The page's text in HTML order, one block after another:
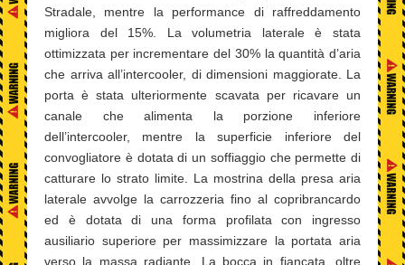
Stradale, mentre la performance di raffreddamento
migliora del 15%. La volumetria laterale è stata
ottimizzata per incrementare del 30% la quantità d’aria
che arriva all’intercooler, di dimensioni maggiorate. La
porta è stata ulteriormente scavata per ricavare un
canale che alimenta la porzione inferiore
dell’intercooler, mentre la superficie inferiore del
convogliatore è dotata di un soffiaggio che permette di
catturare lo strato limite. La mostrina della presa aria
laterale avvolge la carrozzeria fino al copribrancardo
ed è dotata di una forma profilata con ingresso
ausiliario superiore per massimizzare la portata aria
verso la massa radiante. La bocca in fiancata, oltre